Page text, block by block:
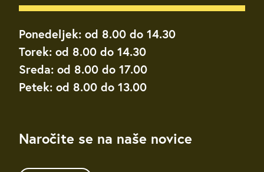
Ponedeljek: od 8.00 do 14.30
Torek: od 8.00 do 14.30
Sreda: od 8.00 do 17.00
Petek: od 8.00 do 13.00
Naročite se na naše novice